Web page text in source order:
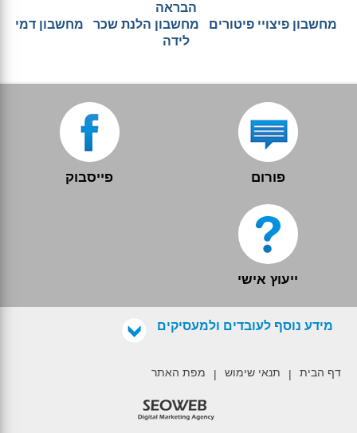
הבראה
מחשבון פיצויי פיטורים
מחשבון הלנת שכר
מחשבון דמי
לידה
פורום פייסבוק
ייעוץ אישי
מידע נוסף לעובדים ולמעסיקים
דף הבית | תנאי שימוש | מפת האתר